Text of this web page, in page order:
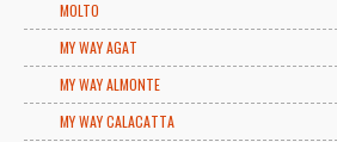
MOLTO
MY WAY AGAT
MY WAY ALMONTE
MY WAY CALACATTA